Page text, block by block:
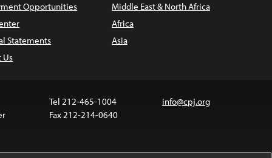
Opportunities
Statements
Us
Middle East & North Africa
Africa
Asia
Tel 212-465-1004
Fax 212-214-0640
info@cpj.org